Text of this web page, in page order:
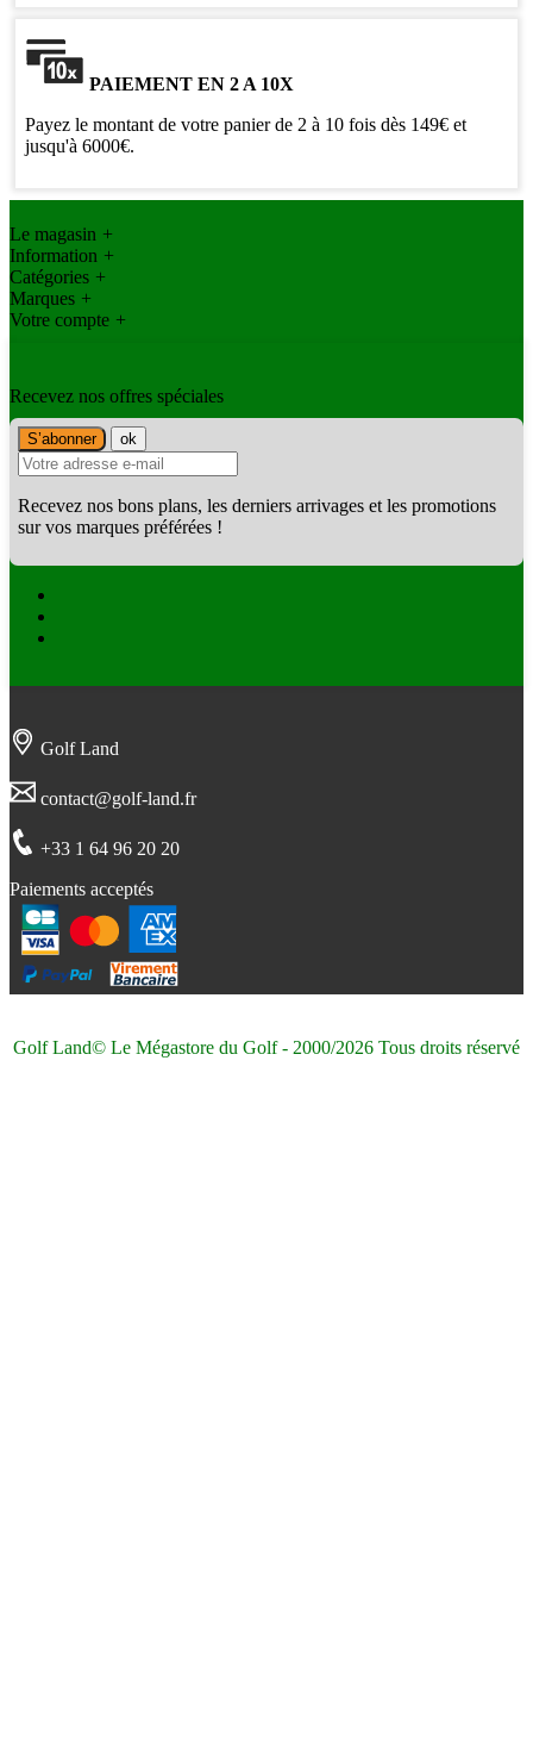
PAIEMENT EN 2 A 10X
Payez le montant de votre panier de 2 à 10 fois dès 149€ et
jusqu'à 6000€.
Le magasin +
Information +
Catégories +
Marques +
Votre compte +
Recevez nos offres spéciales
Recevez nos bons plans, les derniers arrivages et les promotions
sur vos marques préférées !
Golf Land
contact@golf-land.fr
+33 1 64 96 20 20
Paiements acceptés
Golf Land© Le Mégastore du Golf - 2000/2026 Tous droits réservé